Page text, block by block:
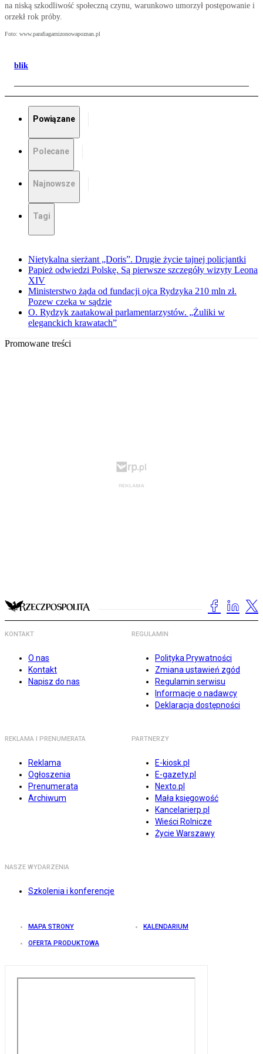
na niską szkodliwość społeczną czynu, warunkowo umorzył postępowanie i
orzekł rok próby.
Foto: www.parafiagarnizonowapoznan.pl
blik
Powiązane
Polecane
Najnowsze
Tagi
Nietykalna sierżant „Doris”. Drugie życie tajnej policjantki
Papież odwiedzi Polskę. Są pierwsze szczegóły wizyty Leona
XIV
Ministerstwo żąda od fundacji ojca Rydzyka 210 mln zł.
Pozew czeka w sądzie
O. Rydzyk zaatakował parlamentarzystów. „Żuliki w
eleganckich krawatach”
Promowane treści
KONTAKT
O nas
Kontakt
Napisz do nas
REGULAMIN
Polityka Prywatności
Zmiana ustawień zgód
Regulamin serwisu
Informacje o nadawcy
Deklaracja dostępności
REKLAMA I PRENUMERATA
Reklama
Ogłoszenia
Prenumerata
Archiwum
PARTNERZY
E-kiosk.pl
E-gazety.pl
Nexto.pl
Mała księgowość
Kancelarierp.pl
Wieści Rolnicze
Życie Warszawy
NASZE WYDARZENIA
Szkolenia i konferencje
MAPA STRONY KALENDARIUM
OFERTA PRODUKTOWA